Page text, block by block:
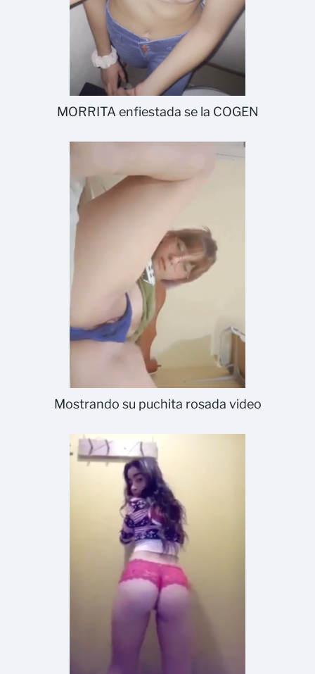
MORRITA enfiestada se la COGEN
Mostrando su puchita rosada video